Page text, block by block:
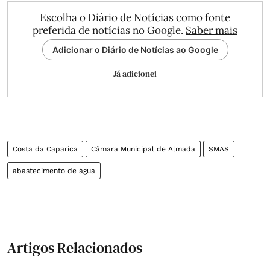
Escolha o Diário de Notícias como fonte
preferida de notícias no Google. Saber mais
Adicionar o Diário de Notícias ao Google
Já adicionei
Costa da Caparica Câmara Municipal de Almada SMAS
abastecimento de água
Artigos Relacionados